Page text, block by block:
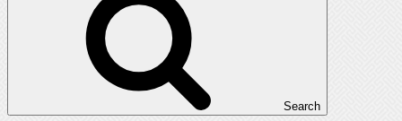
Search